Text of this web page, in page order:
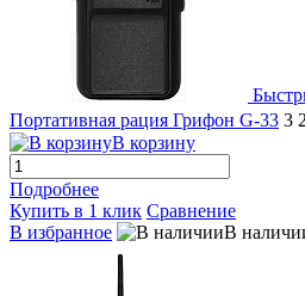
Портативная рация Грифон G-33 3
В корзину
Подробнее
Купить в 1 клик Сравнение
В избранное
В